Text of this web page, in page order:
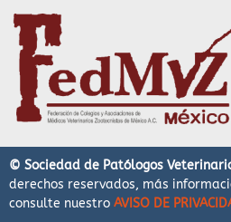
© Sociedad de Patólogos
derechos reservados, más
consulte nuestro AVISO DE